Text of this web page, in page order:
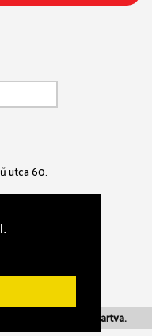
utca 60.
Minden jog fenntartva.